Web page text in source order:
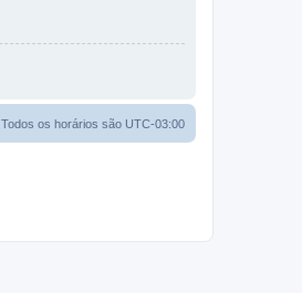
Todos os horários são UTC-03:00